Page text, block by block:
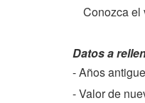
Conozca el
Datos a
- Años
- Valor de